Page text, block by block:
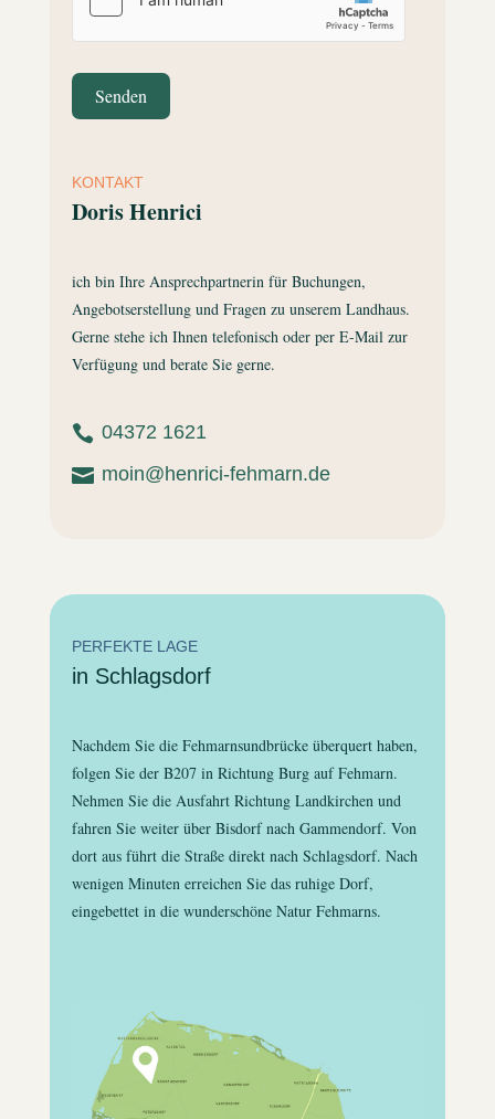
Senden
KONTAKT
Doris Henrici
ich bin Ihre Ansprechpartnerin für Buchungen,
Angebotserstellung und Fragen zu unserem Landhaus.
Gerne stehe ich Ihnen telefonisch oder per E-Mail zur
Verfügung und berate Sie gerne.
 04372 1621
 moin@henrici-fehmarn.de
PERFEKTE LAGE
in Schlagsdorf
Nachdem Sie die Fehmarnsundbrücke überquert haben,
folgen Sie der B207 in Richtung Burg auf Fehmarn.
Nehmen Sie die Ausfahrt Richtung Landkirchen und
fahren Sie weiter über Bisdorf nach Gammendorf. Von
dort aus führt die Straße direkt nach Schlagsdorf. Nach
wenigen Minuten erreichen Sie das ruhige Dorf,
eingebettet in die wunderschöne Natur Fehmarns.